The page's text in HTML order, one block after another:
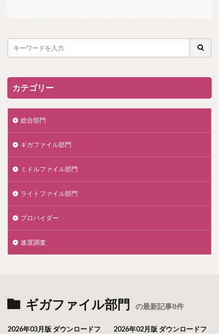
カテゴリー
総合部門
ギガファイル部門
ミドルファイル部門
ライトファイル部門
プロバイダー
速度調査
ギガファイル部門 の最新記事8件
2026年03月版 ダウンロードフ
2026年02月版 ダウンロードフ